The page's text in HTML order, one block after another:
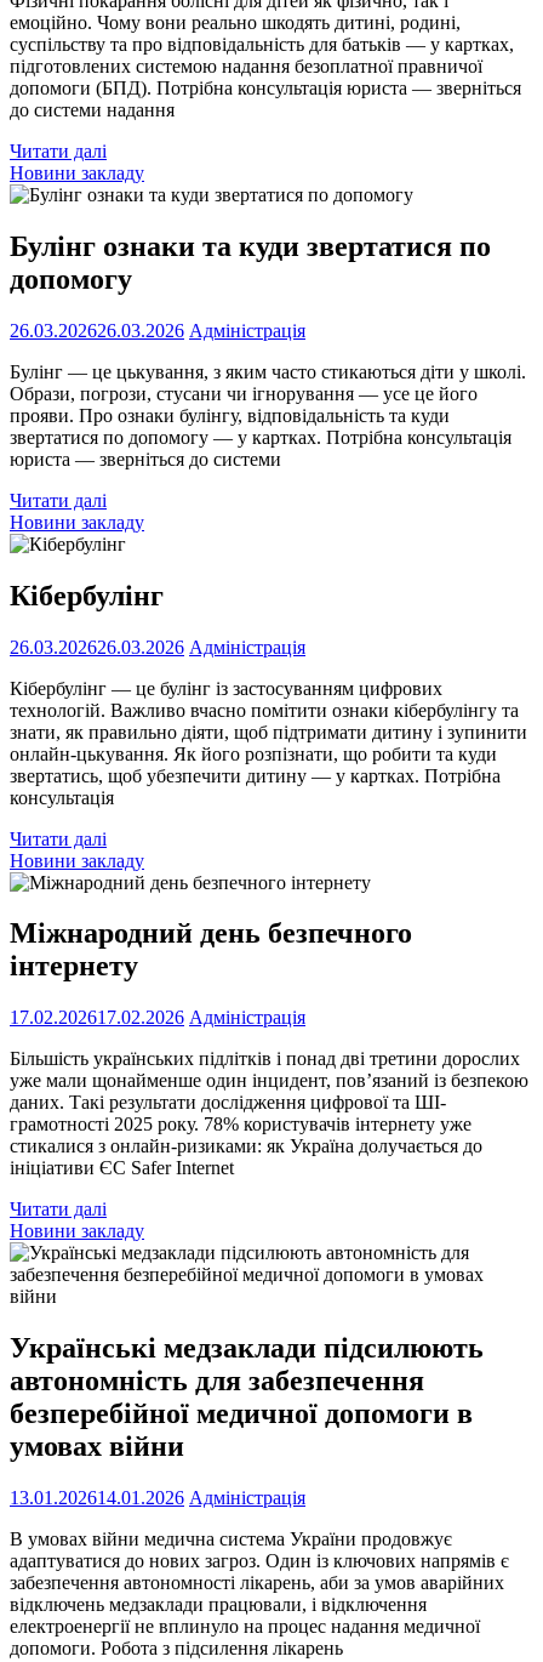
емоційно. Чому вони реально шкодять дитині, родині,
суспільству та про відповідальність для батьків — у картках,
підготовлених системою надання безоплатної правничої
допомоги (БПД). Потрібна консультація юриста — зверніться
до системи надання
Читати далі
Новини закладу
Булінг ознаки та куди звертатися по
допомогу
26.03.202626.03.2026 Адміністрація
Булінг — це цькування, з яким часто стикаються діти у школі.
Образи, погрози, стусани чи ігнорування — усе це його
прояви. Про ознаки булінгу, відповідальність та куди
звертатися по допомогу — у картках. Потрібна консультація
юриста — зверніться до системи
Читати далі
Новини закладу
Кібербулінг
26.03.202626.03.2026 Адміністрація
Кібербулінг — це булінг із застосуванням цифрових
технологій. Важливо вчасно помітити ознаки кібербулінгу та
знати, як правильно діяти, щоб підтримати дитину і зупинити
онлайн-цькування. Як його розпізнати, що робити та куди
звертатись, щоб убезпечити дитину — у картках. Потрібна
консультація
Читати далі
Новини закладу
Міжнародний день безпечного
інтернету
17.02.202617.02.2026 Адміністрація
Більшість українських підлітків і понад дві третини дорослих
уже мали щонайменше один інцидент, пов’язаний із безпекою
даних. Такі результати дослідження цифрової та ШІ-
грамотності 2025 року. 78% користувачів інтернету уже
стикалися з онлайн-ризиками: як Україна долучається до
ініціативи ЄС Safer Internet
Читати далі
Новини закладу
Українські медзаклади підсилюють
автономність для забезпечення
безперебійної медичної допомоги в
умовах війни
13.01.202614.01.2026 Адміністрація
В умовах війни медична система України продовжує
адаптуватися до нових загроз. Один із ключових напрямів є
забезпечення автономності лікарень, аби за умов аварійних
відключень медзаклади працювали, і відключення
електроенергії не вплинуло на процес надання медичної
допомоги. Робота з підсилення лікарень